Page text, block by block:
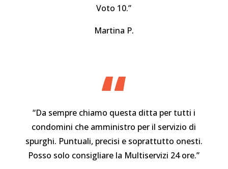
Voto 10.”
Martina P.
“
“Da sempre chiamo questa ditta per tutti i
condomini che amministro per il servizio di
spurghi. Puntuali, precisi e soprattutto onesti.
Posso solo consigliare la Multiservizi 24 ore.”